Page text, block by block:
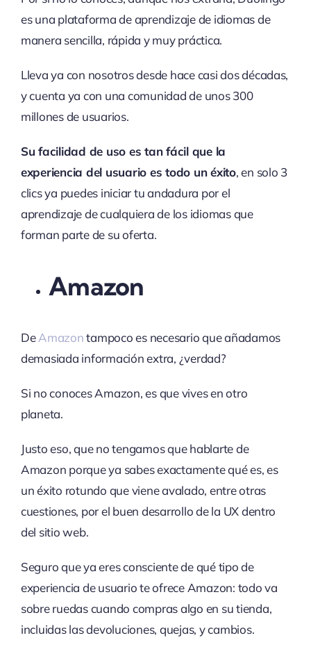
es una plataforma de aprendizaje de idiomas de
manera sencilla, rápida y muy práctica.
Lleva ya con nosotros desde hace casi dos décadas,
y cuenta ya con una comunidad de unos 300
millones de usuarios.
Su facilidad de uso es tan fácil que la
experiencia del usuario es todo un éxito, en solo 3
clics ya puedes iniciar tu andadura por el
aprendizaje de cualquiera de los idiomas que
forman parte de su oferta.
Amazon
DeAmazontampoco es necesario que añadamos
demasiada información extra, ¿verdad?
Si no conoces Amazon, es que vives en otro
planeta.
Justo eso, que no tengamos que hablarte de
Amazon porque ya sabes exactamente qué es, es
un éxito rotundo que viene avalado, entre otras
cuestiones, por el buen desarrollo de la UX dentro
del sitio web.
Seguro que ya eres consciente de qué tipo de
experiencia de usuario te ofrece Amazon: todo va
sobre ruedas cuando compras algo en su tienda,
incluidas las devoluciones, quejas, y cambios.